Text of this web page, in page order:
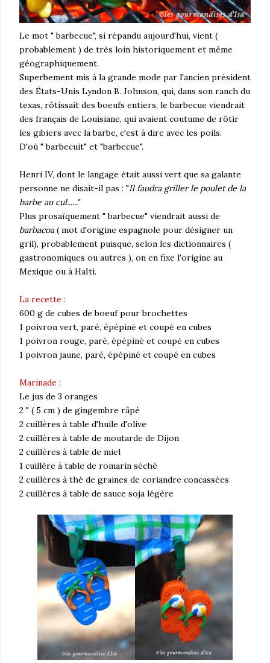
Le mot " barbecue", si répandu aujourd'hui, vient (
probablement ) de très loin historiquement et même
géographiquement.
Superbement mis à la grande mode par l'ancien président
des États-Unis Lyndon B. Johnson, qui, dans son ranch du
texas, rôtissait des boeufs entiers, le barbecue viendrait
des français de Louisiane, qui avaient coutume de rôtir
les gibiers avec la barbe, c'est à dire avec les poils.
D'où " barbecuit" et "barbecue".
Henri IV, dont le langage était aussi vert que sa galante
personne ne disait-il pas : "Il faudra griller le poulet de la
barbe au cul......"
Plus prosaïquement " barbecue" viendrait aussi de
barbacoa( mot d'origine espagnole pour désigner un
gril), probablement puisque, selon les dictionnaires (
gastronomiques ou autres ), on en fixe l'origine au
Mexique ou à Haïti.
La recette :
600 g de cubes de boeuf pour brochettes
1 poivron vert, paré, épépiné et coupé en cubes
1 poivron rouge, paré, épépiné et coupé en cubes
1 poivron jaune, paré, épépiné et coupé en cubes
Marinade :
Le jus de 3 oranges
2 " ( 5 cm ) de gingembre râpé
2 cuillères à table d'huile d'olive
2 cuillères à table de moutarde de Dijon
2 cuillères à table de miel
1 cuillère à table de romarin séché
2 cuillères à thé de graines de coriandre concassées
2 cuillères à table de sauce soja légère